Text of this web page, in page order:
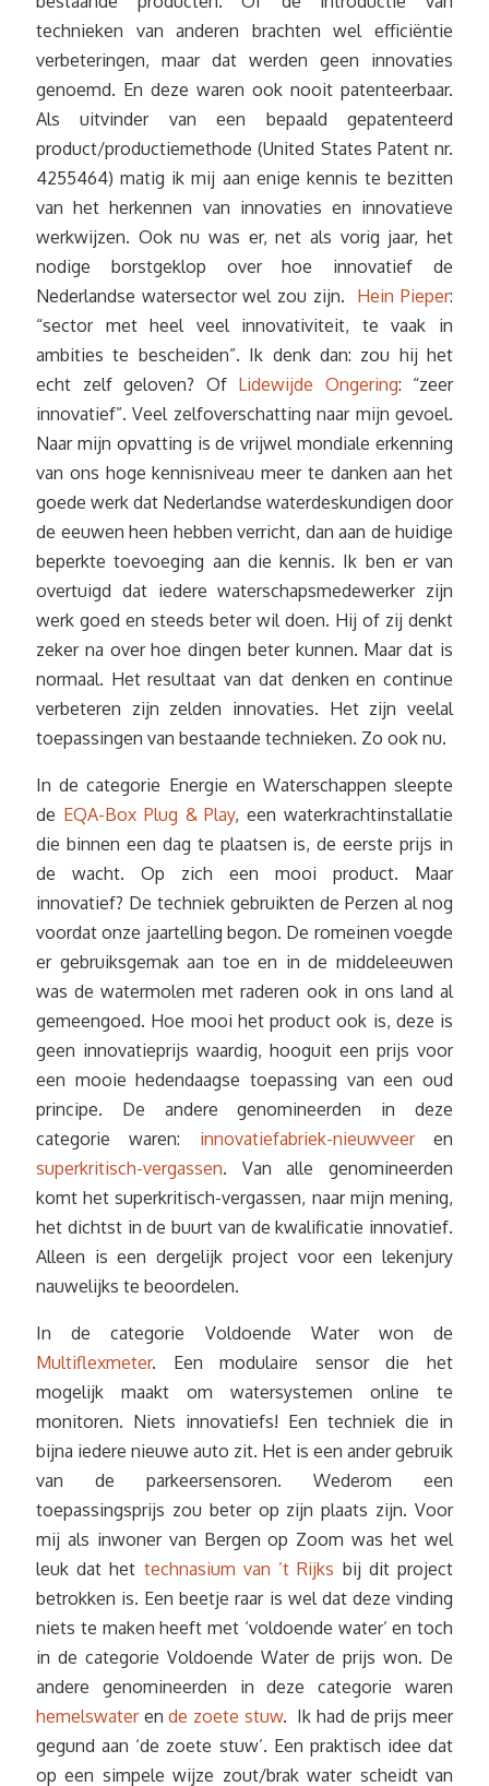
technieken van anderen brachten wel efficiëntie
verbeteringen, maar dat werden geen innovaties
genoemd. En deze waren ook nooit patenteerbaar.
Als uitvinder van een bepaald gepatenteerd
product/productiemethode (United States Patent nr.
4255464) matig ik mij aan enige kennis te bezitten
van het herkennen van innovaties en innovatieve
werkwijzen. Ook nu was er, net als vorig jaar, het
nodige borstgeklop over hoe innovatief de
Nederlandse watersector wel zou zijn. Hein Pieper:
“sector met heel veel innovativiteit, te vaak in
ambities te bescheiden”. Ik denk dan: zou hij het
echt zelf geloven? Of Lidewijde Ongering: “zeer
innovatief”. Veel zelfoverschatting naar mijn gevoel.
Naar mijn opvatting is de vrijwel mondiale erkenning
van ons hoge kennisniveau meer te danken aan het
goede werk dat Nederlandse waterdeskundigen door
de eeuwen heen hebben verricht, dan aan de huidige
beperkte toevoeging aan die kennis. Ik ben er van
overtuigd dat iedere waterschapsmedewerker zijn
werk goed en steeds beter wil doen. Hij of zij denkt
zeker na over hoe dingen beter kunnen. Maar dat is
normaal. Het resultaat van dat denken en continue
verbeteren zijn zelden innovaties. Het zijn veelal
toepassingen van bestaande technieken. Zo ook nu.
In de categorie Energie en Waterschappen sleepte
de EQA-Box Plug & Play, een waterkrachtinstallatie
die binnen een dag te plaatsen is, de eerste prijs in
de wacht. Op zich een mooi product. Maar
innovatief? De techniek gebruikten de Perzen al nog
voordat onze jaartelling begon. De romeinen voegde
er gebruiksgemak aan toe en in de middeleeuwen
was de watermolen met raderen ook in ons land al
gemeengoed. Hoe mooi het product ook is, deze is
geen innovatieprijs waardig, hooguit een prijs voor
een mooie hedendaagse toepassing van een oud
principe. De andere genomineerden in deze
categorie waren: innovatiefabriek-nieuwveeren
superkritisch-vergassen. Van alle genomineerden
komt het superkritisch-vergassen, naar mijn mening,
het dichtst in de buurt van de kwalificatie innovatief.
Alleen is een dergelijk project voor een lekenjury
nauwelijks te beoordelen.
In de categorie Voldoende Water won de
Multiflexmeter. Een modulaire sensor die het
mogelijk maakt om watersystemen online te
monitoren. Niets innovatiefs! Een techniek die in
bijna iedere nieuwe auto zit. Het is een ander gebruik
van de parkeersensoren. Wederom een
toepassingsprijs zou beter op zijn plaats zijn. Voor
mij als inwoner van Bergen op Zoom was het wel
leuk dat het technasium van ’t Rijks bij dit project
betrokken is. Een beetje raar is wel dat deze vinding
niets te maken heeft met ‘voldoende water’ en toch
in de categorie Voldoende Water de prijs won. De
andere genomineerden in deze categorie waren
hemelswaterende zoete stuw. Ik had de prijs meer
gegund aan ‘de zoete stuw’. Een praktisch idee dat
op een simpele wijze zout/brak water scheidt van